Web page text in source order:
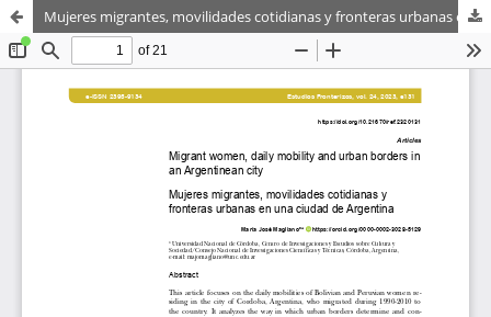
Mujeres migrantes, movilidades cotidianas y fronteras urbanas en una ciudad de Argentina